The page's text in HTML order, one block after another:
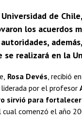
de
los acuerdos
se realizará en la
Rosa Devés , recibió
por el profesor
sirvió para
cual comenzó el año